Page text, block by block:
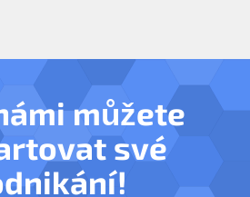
můžete
své